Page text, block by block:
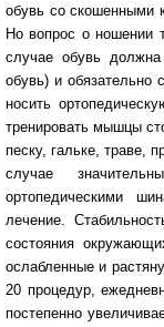
обувь со скошенными
Но вопрос о ношении
случае обувь
обувь) и обязательно
носить
тренировать мышцы
песку, гальке, траве,
случае
ортопедическими
лечение.
состояния
ослабленные и
20 процедур,
постепенно